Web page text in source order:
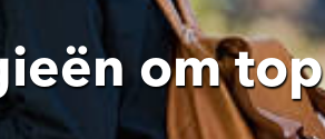
om top